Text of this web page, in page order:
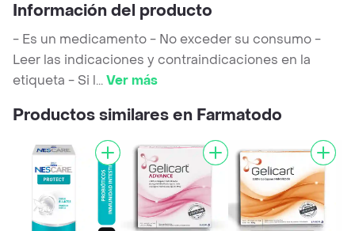
Información del producto
- Es un medicamento - No exceder su consumo -
Leer las indicaciones y contraindicaciones en la
etiqueta - Si l...Ver más
Productos similares en Farmatodo